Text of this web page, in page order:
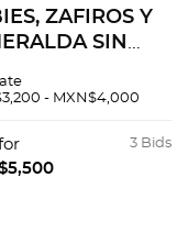
ZAFIROS Y
SIN
- MXN$4,000
3 Bids